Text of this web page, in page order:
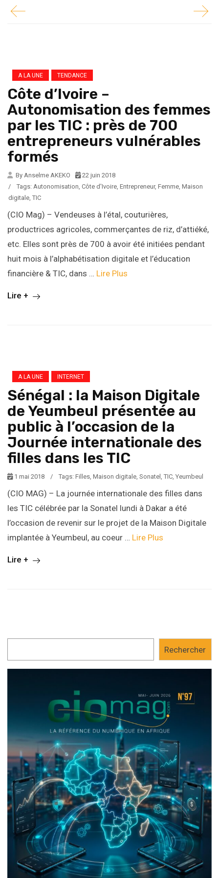
A LA UNE TENDANCE
Côte d’Ivoire –
Autonomisation des femmes
par les TIC : près de 700
entrepreneurs vulnérables
formés
By Anselme AKEKO
22 juin 2018
/
Tags: Autonomisation, Côte d'Ivoire, Entrepreneur, Femme, Maison
digitale, TIC
(CIO Mag) – Vendeuses à l’étal, couturières,
productrices agricoles, commerçantes de riz, d’attiéké,
etc. Elles sont près de 700 à avoir été initiées pendant
huit mois à l’alphabétisation digitale et l’éducation
financière & TIC, dans … Lire Plus
Lire +
A LA UNE INTERNET
Sénégal : la Maison Digitale
de Yeumbeul présentée au
public à l’occasion de la
Journée internationale des
filles dans les TIC
1 mai 2018 / Tags: Filles, Maison digitale, Sonatel , TIC, Yeumbeul
(CIO MAG) – La journée internationale des filles dans
les TIC célébrée par la Sonatel lundi à Dakar a été
l’occasion de revenir sur le projet de la Maison Digitale
implantée à Yeumbeul, au coeur … Lire Plus
Lire +
Rechercher